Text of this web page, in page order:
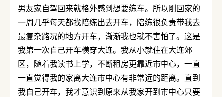
男友家自驾回来就格外感到想要练车。所以刚回家的
一周几乎每天都找陪练出去开车，陪练很负责带我去
最复杂路况的地方开车，渐渐我也就不害怕了。这是
我第一次自己开车横穿大连。我从小就住在大连郊
区，随着我读书上学，不断租房更靠近市中心，一直
一直觉得我的家离大连市中心有非常远的距离。直到
我自己开车，我才意识到原来从我家开到市中心只要